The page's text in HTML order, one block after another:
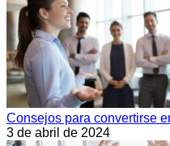
Consejos para convertirse
3 de abril de 2024